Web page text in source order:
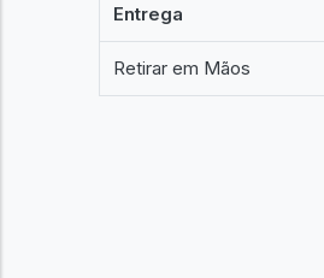
Entrega
Retirar em Mãos